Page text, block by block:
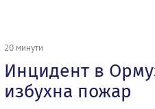
20 минути
Инцидент в
избухна пожар